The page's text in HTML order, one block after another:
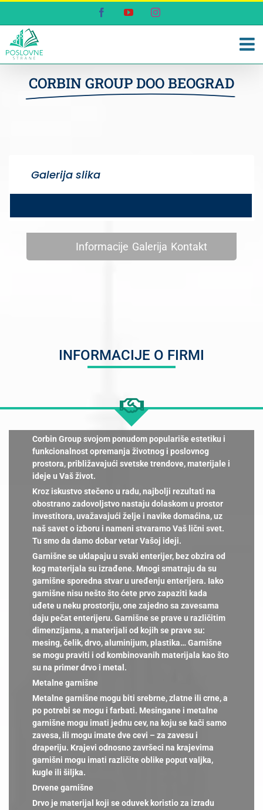
content
FacebookYouTubeInstagram
CORBIN GROUP DOO BEOGRAD
Galerija slika
Informacije Galerija Kontakt
INFORMACIJE O FIRMI
Corbin Group svojom ponudom populariše estetiku i
funkcionalnost opremanja životnog i poslovnog
prostora, približavajući svetske trendove, materijale i
ideje u Vaš život.
Kroz iskustvo stečeno u radu, najbolji rezultati na
obostrano zadovoljstvo nastaju dolaskom u prostor
investitora, uvažavajući želje i navike domaćina, uz
naš savet o izboru i nameni stvaramo Vaš lični svet.
Tu smo da damo dobar vetar Vašoj ideji.
Garnišne se uklapaju u svaki enterijer, bez obzira od
kog materijala su izrađene. Mnogi smatraju da su
garnišne sporedna stvar u uređenju enterijera. Iako
garnišne nisu nešto što ćete prvo zapaziti kada
uđete u neku prostoriju, one zajedno sa zavesama
daju pečat enterijeru. Garnišne se prave u različitim
dimenzijama, a materijali od kojih se prave su:
mesing, čelik, drvo, aluminijum, plastika… Garnišne
se mogu praviti i od kombinovanih materijala kao što
su na primer drvo i metal.
Metalne garnišne
Metalne garnišne mogu biti srebrne, zlatne ili crne, a
po potrebi se mogu i farbati. Mesingane i metalne
garnišne mogu imati jednu cev, na koju se kači samo
zavesa, ili mogu imate dve cevi – za zavesu i
draperiju. Krajevi odnosno završeci na krajevima
garnišni mogu imati različite oblike poput valjka,
kugle ili šiljka.
Drvene garnišne
Drvo je materijal koji se oduvek koristio za izradu